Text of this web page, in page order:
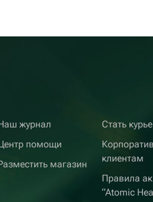
журнал
помощи
магазин
Стать
клиентам
Правила
“Atomic